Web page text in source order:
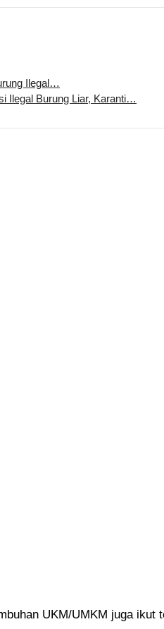
Ilegal…
Ilegal Burung Liar, Karanti…
UKM/UMKM juga ikut